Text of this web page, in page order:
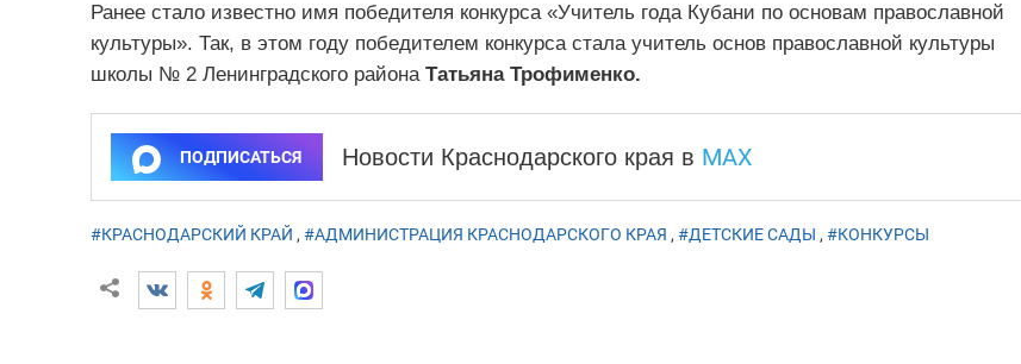
Ранее стало известно имя победителя конкурса «Учитель года Кубани по основам православной
культуры». Так, в этом году победителем конкурса стала учитель основ православной культуры
школы № 2 Ленинградского района Татьяна Трофименко.
ПОДПИСАТЬСЯ Новости Краснодарского края в MAX
#КРАСНОДАРСКИЙ КРАЙ , #АДМИНИСТРАЦИЯ КРАСНОДАРСКОГО КРАЯ , #ДЕТСКИЕ САДЫ , #КОНКУРСЫ